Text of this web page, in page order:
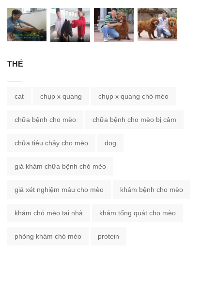
THẺ
cat chụp x quang chụp x quang chó mèo
chữa bệnh cho mèo chữa bệnh cho mèo bị cảm
chữa tiêu chảy cho mèo dog
giá khám chữa bệnh chó mèo
giá xét nghiệm máu cho mèo khám bệnh cho mèo
khám chó mèo tại nhà khám tổng quát cho mèo
phòng khám chó mèo protein